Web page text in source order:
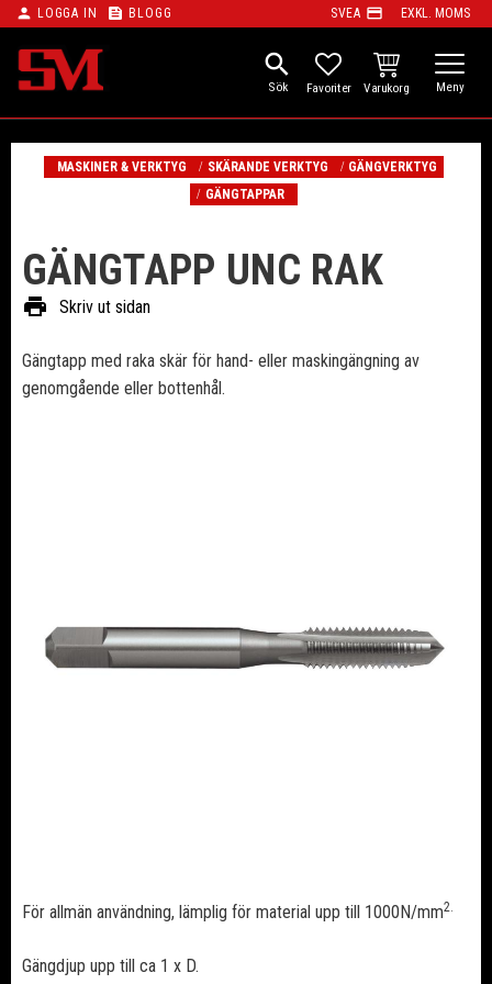
Meny
person LOGGA IN feed BLOGG SVEA payment EXKL. MOMS
search
FAVORITER
KUNDVAGN
MASKINER & VERKTYG SKÄRANDE VERKTYG
GÄNGVERKTYG
GÄNGTAPPAR
GÄNGTAPP UNC RAK
print Skriv ut sidan
Gängtapp med raka skär för hand- eller maskingängning av
genomgående eller bottenhål.
För allmän användning, lämplig för material upp till 1000N/mm2.
Gängdjup upp till ca 1 x D.